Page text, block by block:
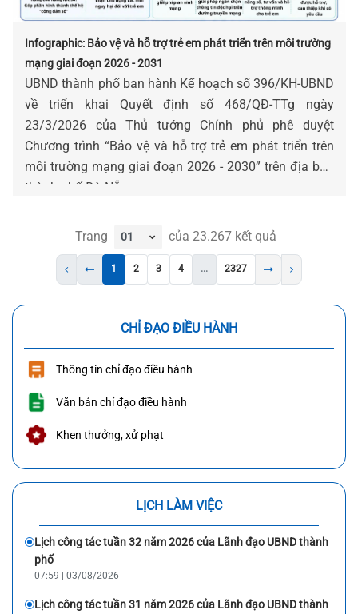
Infographic: Bảo vệ và hỗ trợ trẻ em phát triển trên môi trường
mạng giai đoạn 2026 - 2031
UBND thành phố ban hành Kế hoạch số 396/KH-UBND
về triển khai Quyết định số 468/QĐ-TTg ngày
23/3/2026 của Thủ tướng Chính phủ phê duyệt
Chương trình “Bảo vệ và hỗ trợ trẻ em phát triển trên
môi trường mạng giai đoạn 2026 - 2030” trên địa bàn
thành phố Đà Nẵng.
Trang của 23.267 kết quả
1 2 3 4 ... 2327
CHỈ ĐẠO ĐIỀU HÀNH
Thông tin chỉ đạo điều hành
Văn bản chỉ đạo điều hành
Khen thưởng, xử phạt
LỊCH LÀM VIỆC
Lịch công tác tuần 32 năm 2026 của Lãnh đạo UBND thành
phố
07:59 | 03/08/2026
Lịch công tác tuần 31 năm 2026 của Lãnh đạo UBND thành